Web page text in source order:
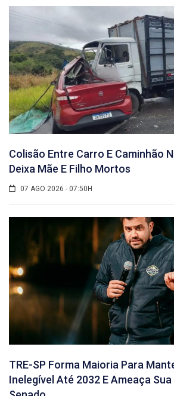
Colisão Entre Carro E Caminhão
Deixa Mãe E Filho Mortos
07 AGO 2026 - 07:50H
TRE-SP Forma Maioria Para
Inelegível Até 2032 E Ameaça